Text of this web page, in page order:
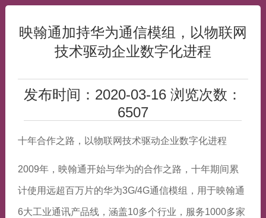
映翰通加持华为通信模组，以物联网
技术驱动企业数字化进程
发布时间：2020-03-16 浏览次数：
6507
十年合作之路，以物联网技术驱动企业数字化进程
2009年，映翰通开始与华为的合作之路，十年期间累
计使用远超百万片的华为3G/4G通信模组，用于映翰通
6大工业通讯产品线，涵盖10多个行业，服务1000多家